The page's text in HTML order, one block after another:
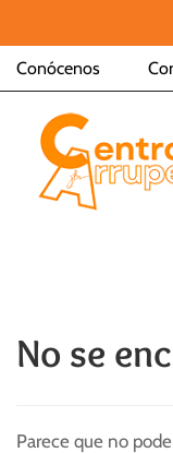
Conócenos
No se
Parece que no